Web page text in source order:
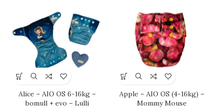
Alice – AIO OS 6-16kg –
bomull + evo – Lulli
Apple – AIO OS (4-16kg) –
Mommy Mouse